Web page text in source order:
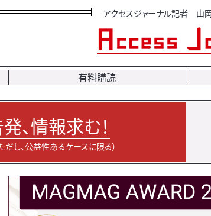
アクセスジャーナル記者 山
有料購読
、情報求む！
だし、公益性あるケースに限る）